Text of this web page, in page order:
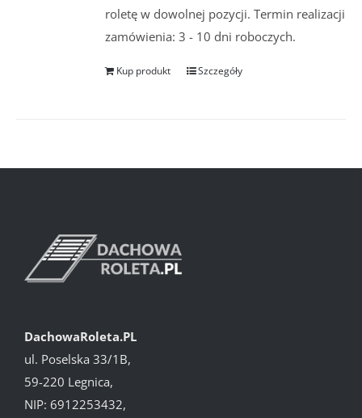
roletę w dowolnej pozycji. Termin realizacji
zamówienia: 3 - 10 dni roboczych.
Kup produkt Szczegóły
DachowaRoleta.PL
ul. Poselska 33/1B,
59-220 Legnica,
NIP: 6912253432,